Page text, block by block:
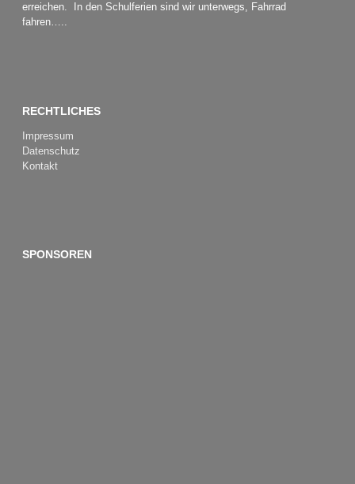
erreichen. In den Schulferien sind wir unterwegs, Fahrrad
fahren…..
RECHTLICHES
Impressum
Datenschutz
Kontakt
SPONSOREN